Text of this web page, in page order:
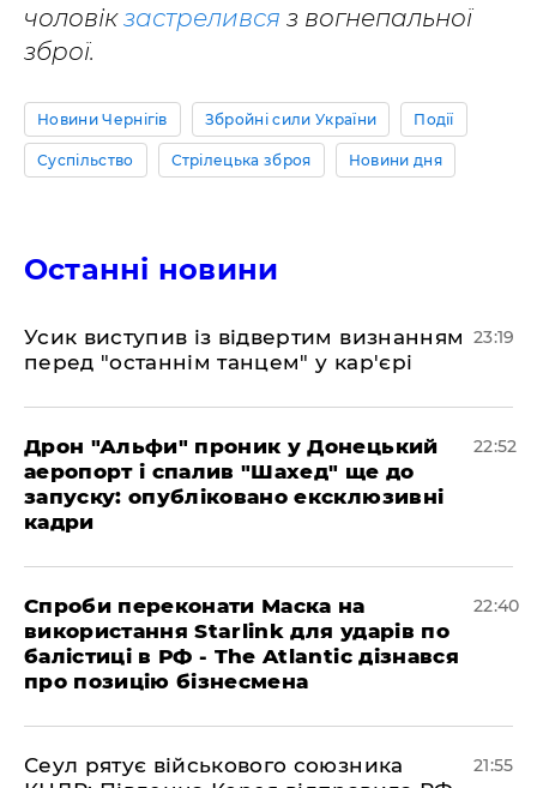
чоловікзастрелився з вогнепальної
зброї.
Новини Чернігів Збройні сили України Події
Суспільство Стрілецька зброя Новини дня
Останні новини
​Усик виступив із відвертим визнанням
перед "останнім танцем" у кар'єрі
23:19
​Дрон "Альфи" проник у Донецький
аеропорт і спалив "Шахед" ще до
запуску: опубліковано ексклюзивні
кадри
22:52
​Спроби переконати Маска на
використання Starlink для ударів по
балістиці в РФ - The Atlantic дізнався
про позицію бізнесмена
22:40
​Сеул рятує військового союзника
21:55